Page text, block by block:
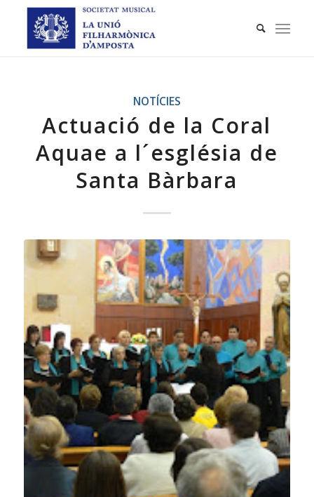
NOTÍCIES
Actuació de la Coral
Aquae a l´església de
Santa Bàrbara